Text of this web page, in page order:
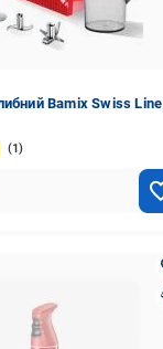
Bamix Swiss Line
1